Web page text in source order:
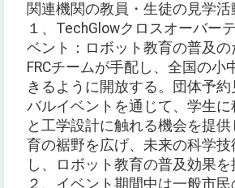
関連機関の教員・生徒の見学活
１、TechGlowクロスオーバー
ベント：ロボット教育の普及の
FRCチームが手配し、全国の小
きるように開放する。団体予
バルイベントを通じて、学生
と工学設計に触れる機会を提
育の裾野を広げ、未来の科学
し、ロボット教育の普及効果を
２、イベント期間中は一般市